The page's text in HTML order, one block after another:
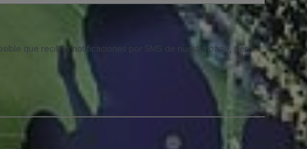
que recibas notificaciones por SMS de nuestra parte, pero